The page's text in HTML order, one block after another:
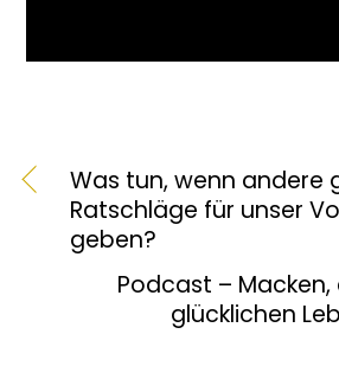
Was tun, wenn andere
Ratschläge für unser
geben?
Podcast –
glücklichen